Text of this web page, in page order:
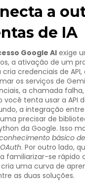
a
de IA
Google AI exige
a ativação de um
cria credenciais de API,
os serviços de
a chamada
tenta usar a API
a integração
precisar de
da Google. Isso
básico
. Por outro lado,
familiarizar-se rápido
uma curva de
as duas soluções.